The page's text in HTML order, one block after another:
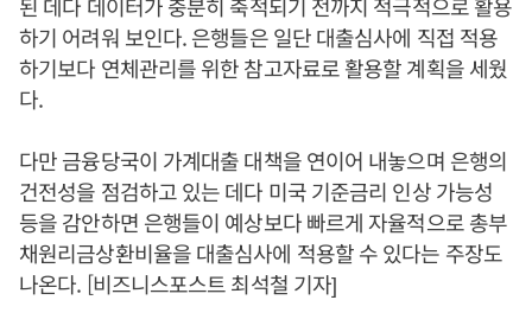
하기 어려워 보인다. 은행들은 일단 대출심사에 직접 적용
하기보다 연체관리를 위한 참고자료로 활용할 계획을 세웠
다.
다만 금융당국이 가계대출 대책을 연이어 내놓으며 은행의
건전성을 점검하고 있는 데다 미국 기준금리 인상 가능성
등을 감안하면 은행들이 예상보다 빠르게 자율적으로 총부
채원리금상환비율을 대출심사에 적용할 수 있다는 주장도
나온다. [비즈니스포스트 최석철 기자]